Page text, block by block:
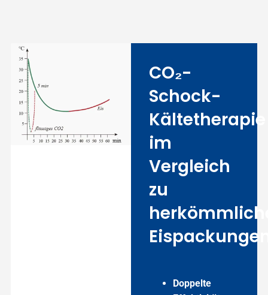
CO₂-
Schock-
Kältetherapie
im
Vergleich
zu
Doppelte